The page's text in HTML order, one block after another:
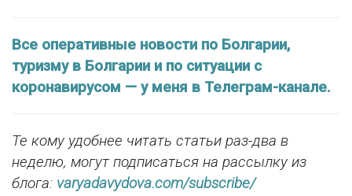
Все оперативные новости по Болгарии,
туризму в Болгарии и по ситуации с
коронавирусом — у меня в Телеграм-канале.
Те кому удобнее читать статьи раз-два в
неделю, могут подписаться на рассылку из
блога: varyadavydova.com/subscribe/